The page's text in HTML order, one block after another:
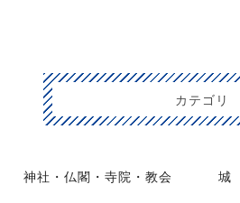
カテゴリ
神社・仏閣・寺院・教会 城